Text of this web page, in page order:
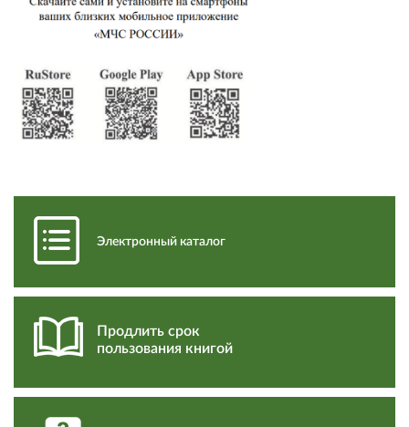
Электронный каталог
Продлить срок
пользования книгой